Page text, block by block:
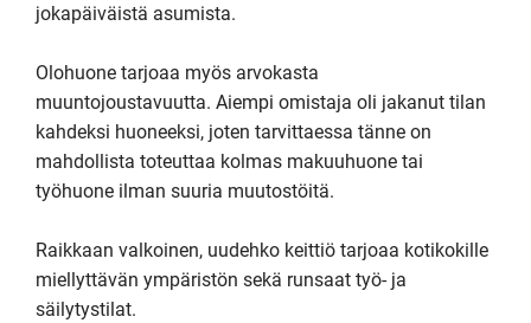
jokapäiväistä asumista.
Olohuone tarjoaa myös arvokasta
muuntojoustavuutta. Aiempi omistaja oli jakanut tilan
kahdeksi huoneeksi, joten tarvittaessa tänne on
mahdollista toteuttaa kolmas makuuhuone tai
työhuone ilman suuria muutostöitä.
Raikkaan valkoinen, uudehko keittiö tarjoaa kotikokille
miellyttävän ympäristön sekä runsaat työ- ja
säilytystilat.